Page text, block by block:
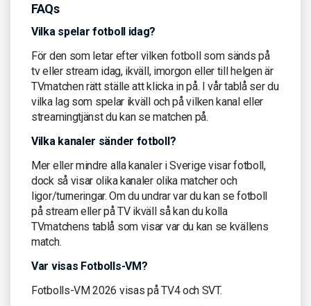
FAQs
Vilka spelar fotboll idag?
För den som letar efter vilken fotboll som sänds på
tv eller stream idag, ikväll, imorgon eller till helgen är
TVmatchen rätt ställe att klicka in på. I vår tablå ser du
vilka lag som spelar ikväll och på vilken kanal eller
streamingtjänst du kan se matchen på.
Vilka kanaler sänder fotboll?
Mer eller mindre alla kanaler i Sverige visar fotboll,
dock så visar olika kanaler olika matcher och
ligor/turneringar. Om du undrar var du kan se fotboll
på stream eller på TV ikväll så kan du kolla
TVmatchens tablå som visar var du kan se kvällens
match.
Var visas Fotbolls-VM?
Fotbolls-VM 2026 visas på TV4 och SVT.